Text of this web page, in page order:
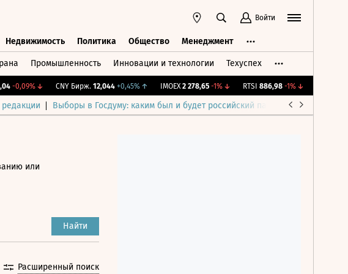
Войти
Недвижимость Политика Общество Менеджмент
Промышленность Инновации и технологии Техуспех
-0,09%↓ CNY Бирж. 12,044 +0,45%↑ IMOEX 2 278,65 -1% ↓ RTSI 886,98 -1% ↓
Выборы в Госдуму: каким был и будет российский парламент
или
Найти
Расширенный поиск